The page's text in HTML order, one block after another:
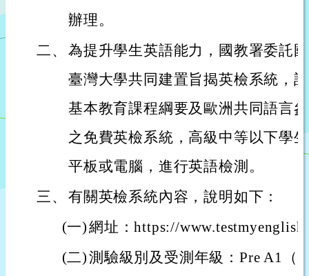
辦理。
二、 為提升學生英語能力，國教署委託
臺灣大學共同建置旨揭英檢系統，
基本教育課程綱要及歐洲共同語言
之免費英檢系統，高級中等以下學
平板或電腦，進行英語檢測。
三、 有關英檢系統內容，說明如下：
(一)網址：https://
(二)測驗級別及受測年級：Pre A1（